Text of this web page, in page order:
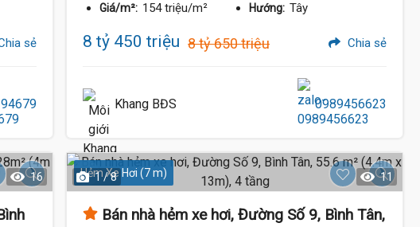
sẻ
Giá/m²: 154 triệu/m² Hướng: Tây
8 tỷ 450 triệu 8 tỷ 650 triệu Chia sẻ
Khang BĐS 0989456623
16 Hẻm Xe Hơi (7 m)
1 / 8 11
Bán nhà hẻm xe hơi, Đường Số 9, Bình Tân,